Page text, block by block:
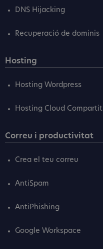
DNS Hijacking
Recuperació de dominis
Hosting
Hosting Wordpress
Hosting Cloud Compartit
Correu i productivitat
Crea el teu correu
AntiSpam
AntiPhishing
Google Workspace